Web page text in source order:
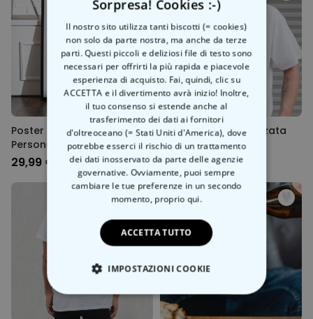
Poster Fotografico
Personalizzato con Testo
29,99 €
Maglietta Personalizzata
con Annata
29,99 €
Sorpresa! Cookies :-)
Il nostro sito utilizza tanti biscotti (= cookies)
non solo da parte nostra, ma anche da terze
parti. Questi piccoli e deliziosi file di testo sono
necessari per offrirti la più rapida e piacevole
esperienza di acquisto. Fai, quindi, clic su
ACCETTA e il divertimento avrà inizio! Inoltre,
il tuo consenso si estende anche al
trasferimento dei dati ai fornitori
d'oltreoceano (= Stati Uniti d'America), dove
potrebbe esserci il rischio di un trattamento
dei dati inosservato da parte delle agenzie
governative. Ovviamente, puoi sempre
cambiare le tue preferenze in un secondo
momento, proprio qui.
ACCETTA TUTTO
IMPOSTAZIONI COOKIE
STRETTAMENTE NECESSARIO